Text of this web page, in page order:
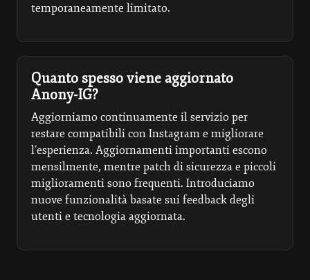
temporaneamente limitato.
Quanto spesso viene aggiornato
Anony-IG?
Aggiorniamo continuamente il servizio per
restare compatibili con Instagram e migliorare
l’esperienza. Aggiornamenti importanti escono
mensilmente, mentre patch di sicurezza e piccoli
miglioramenti sono frequenti. Introduciamo
nuove funzionalità basate sui feedback degli
utenti e tecnologia aggiornata.